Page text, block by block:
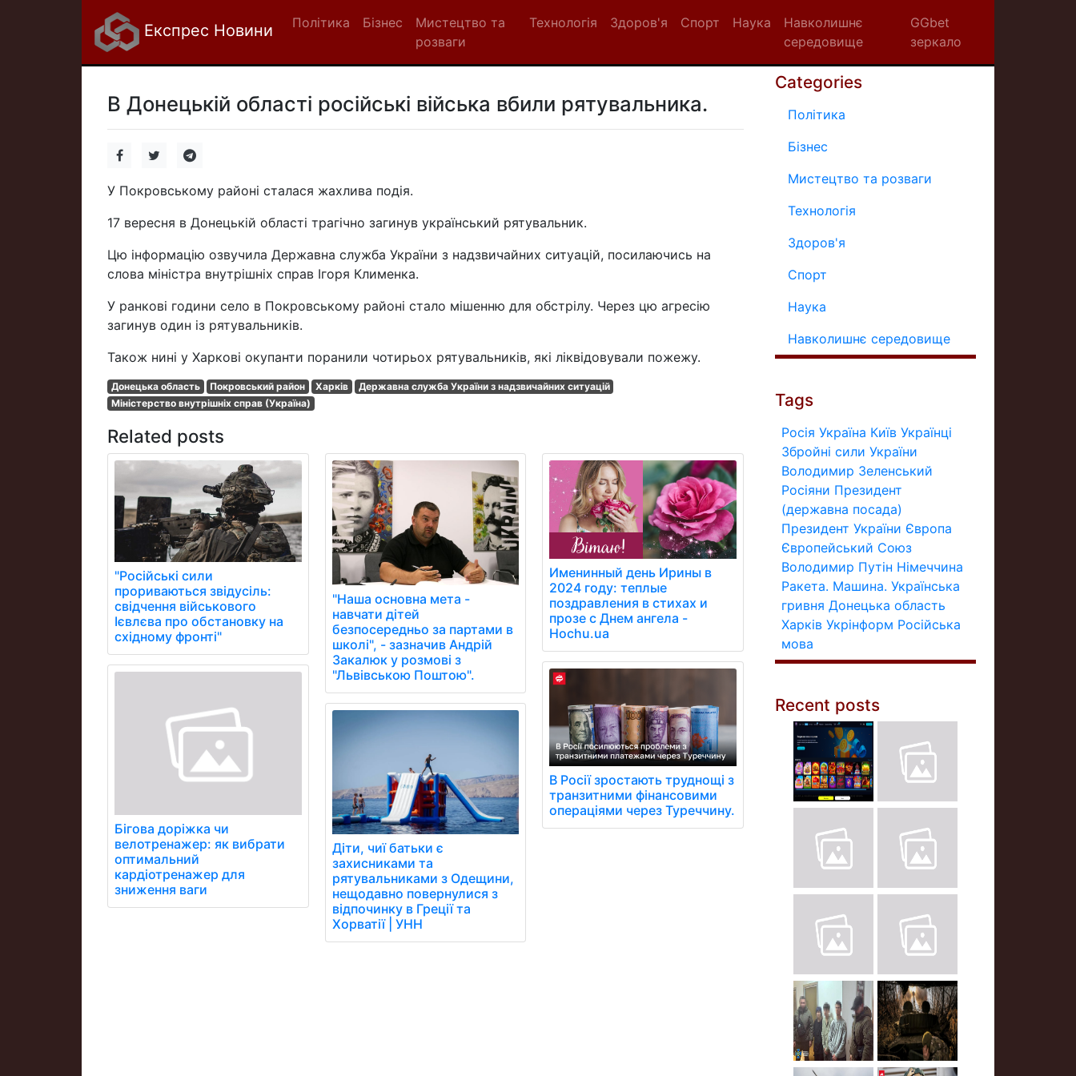
Експрес Новини Політика Бізнес
Мистецтво та
розваги
Технологія Здоров'я Спорт Наука
Навколишнє
середовище
GGbet
зеркало
В Донецькій області російські війська вбили рятувальника.
У Покровському районі сталася жахлива подія.
17 вересня в Донецькій області трагічно загинув український рятувальник.
Цю інформацію озвучила Державна служба України з надзвичайних ситуацій, посилаючись на
слова міністра внутрішніх справ Ігоря Клименка.
У ранкові години село в Покровському районі стало мішенню для обстрілу. Через цю агресію
загинув один із рятувальників.
Також нині у Харкові окупанти поранили чотирьох рятувальників, які ліквідовували пожежу.
Донецька область Покровський район Харків
Державна служба України з надзвичайних ситуацій
Міністерство внутрішніх справ (Україна)
Related posts
"Російські сили
прориваються звідусіль:
свідчення військового
Ієвлєва про обстановку на
східному фронті"
Бігова доріжка чи
велотренажер: як вибрати
оптимальний
кардіотренажер для
зниження ваги
"Наша основна мета -
навчати дітей
безпосередньо за партами в
школі", - зазначив Андрій
Закалюк у розмові з
"Львівською Поштою".
Діти, чиї батьки є
захисниками та
рятувальниками з Одещини,
нещодавно повернулися з
відпочинку в Греції та
Хорватії | УНН
Именинный день Ирины в
2024 году: теплые
поздравления в стихах и
прозе с Днем ангела -
Hochu.ua
В Росії зростають труднощі з
транзитними фінансовими
операціями через Туреччину.
Categories
Політика
Бізнес
Мистецтво та розваги
Технологія
Здоров'я
Спорт
Наука
Навколишнє середовище
Tags
Росія Україна Київ Українці
Збройні сили України
Володимир Зеленський
Росіяни Президент
(державна посада)
Президент України Європа
Європейський Союз
Володимир Путін Німеччина
Ракета. Машина. Українська
гривня Донецька область
Харків Укрінформ Російська
мова
Recent posts